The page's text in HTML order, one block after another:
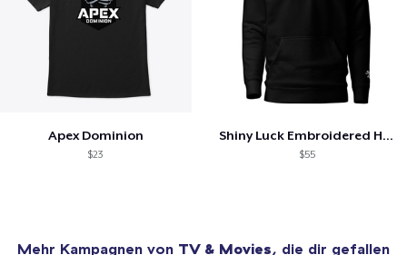
Apex Dominion
$23
Shiny Luck Embroidered Hoodie
$55
Mehr Kampagnen von TV & Movies, die dir gefallen